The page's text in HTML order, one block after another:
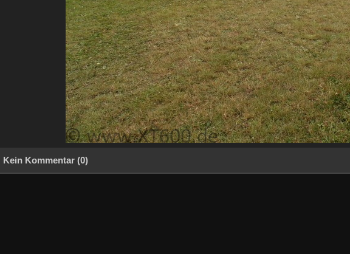
Kein Kommentar (0)